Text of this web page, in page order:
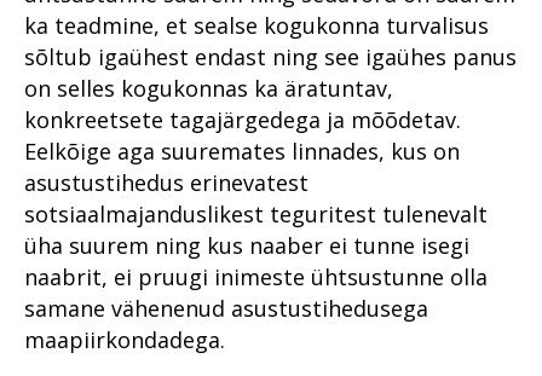
ka teadmine, et sealse kogukonna turvalisus
sõltub igaühest endast ning see igaühes panus
on selles kogukonnas ka äratuntav,
konkreetsete tagajärgedega ja mõõdetav.
Eelkõige aga suuremates linnades, kus on
asustustihedus erinevatest
sotsiaalmajanduslikest teguritest tulenevalt
üha suurem ning kus naaber ei tunne isegi
naabrit, ei pruugi inimeste ühtsustunne olla
samane vähenenud asustustihedusega
maapiirkondadega.